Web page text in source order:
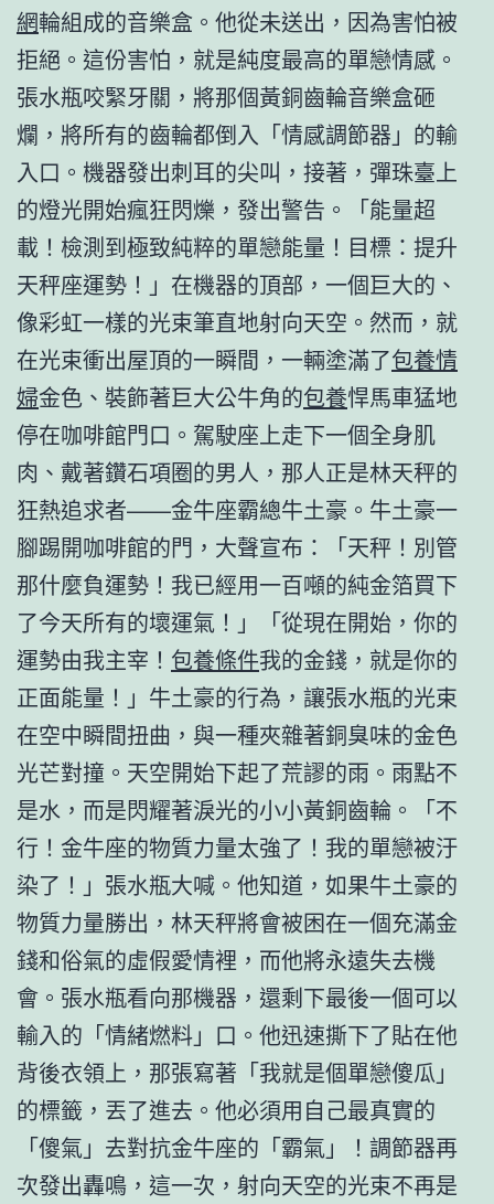
網輪組成的音樂盒。他從未送出，因為害怕被
拒絕。這份害怕，就是純度最高的單戀情感。
張水瓶咬緊牙關，將那個黃銅齒輪音樂盒砸
爛，將所有的齒輪都倒入「情感調節器」的輸
入口。機器發出刺耳的尖叫，接著，彈珠臺上
的燈光開始瘋狂閃爍，發出警告。「能量超
載！檢測到極致純粹的單戀能量！目標：提升
天秤座運勢！」在機器的頂部，一個巨大的、
像彩虹一樣的光束筆直地射向天空。然而，就
在光束衝出屋頂的一瞬間，一輛塗滿了包養情
婦金色、裝飾著巨大公牛角的包養悍馬車猛地
停在咖啡館門口。駕駛座上走下一個全身肌
肉、戴著鑽石項圈的男人，那人正是林天秤的
狂熱追求者——金牛座霸總牛土豪。牛土豪一
腳踢開咖啡館的門，大聲宣布：「天秤！別管
那什麼負運勢！我已經用一百噸的純金箔買下
了今天所有的壞運氣！」「從現在開始，你的
運勢由我主宰！ 包養條件我的金錢，就是你的
正面能量！」牛土豪的行為，讓張水瓶的光束
在空中瞬間扭曲，與一種夾雜著銅臭味的金色
光芒對撞。天空開始下起了荒謬的雨。雨點不
是水，而是閃耀著淚光的小小黃銅齒輪。「不
行！金牛座的物質力量太強了！我的單戀被汙
染了！」張水瓶大喊。他知道，如果牛土豪的
物質力量勝出，林天秤將會被困在一個充滿金
錢和俗氣的虛假愛情裡，而他將永遠失去機
會。張水瓶看向那機器，還剩下最後一個可以
輸入的「情緒燃料」口。他迅速撕下了貼在他
背後衣領上，那張寫著「我就是個單戀傻瓜」
的標籤，丟了進去。他必須用自己最真實的
「傻氣」去對抗金牛座的「霸氣」！調節器再
次發出轟鳴，這一次，射向天空的光束不再是